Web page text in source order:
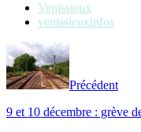
Venissieux
venissieuxinfos
Précédent
9 et 10 décembre : grève